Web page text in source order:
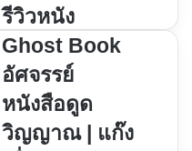
รีวิว
หนัง
Ghost
Book
อัศจรรย์
หนังสือ
รีวิวหนัง
Ghost Book
อัศจรรย์
หนังสือดูด
วิญญาณ​ | แก๊ง